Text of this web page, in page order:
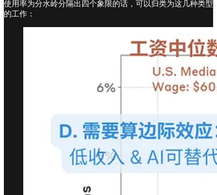
使用率为分水岭分隔出四个象限的话，可以归类为这几种类型
的工作：